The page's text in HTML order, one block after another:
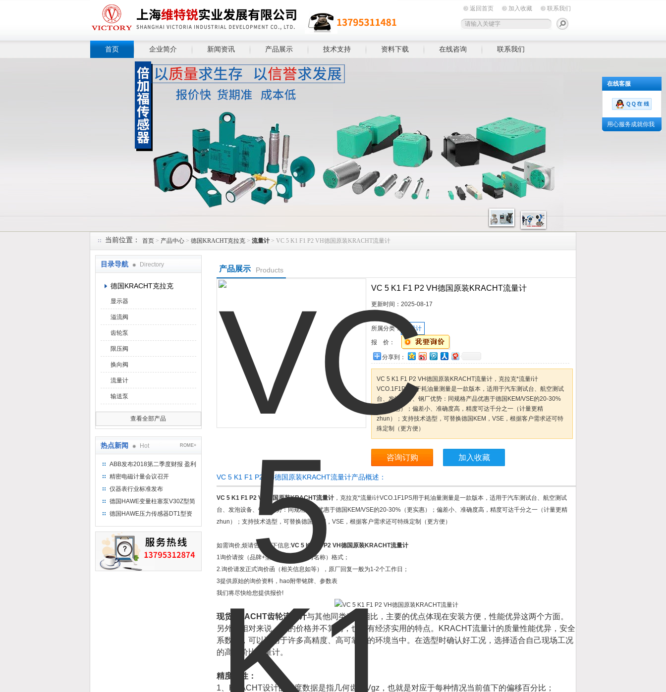
返回首页 加入收藏 联系我们
首页 企业简介 新闻资讯 产品展示 技术支持 资料下载 在线咨询 联系我们
当前位置： 首页 > 产品中心 > 德国KRACHT克拉克 > 流量计 > VC 5 K1 F1 P2 VH德国原装KRACHT流量计
目录导航 Directory
德国KRACHT克拉克
显示器
溢流阀
齿轮泵
限压阀
换向阀
流量计
输送泵
查看全部产品
热点新闻 Hot ROME+
ABB发布2018第二季度财报 盈利
持续增长
精密电磁计量会议召开
仪器表行业标准发布
德国HAWE变量柱塞泵V30Z型简
介
德国HAWE压力传感器DT1型资
产品展示 Products
VC 5 K1 F1 P2 VH德国原装KRACHT流量计
更新时间： 2025-08-17
所属分类：
流量计
报 价：
分享到：
VC 5 K1 F1 P2 VH德国原装KRACHT流量计，克拉克*流量i计
VCO.1F1PS用于耗油量测量是一款版本，适用于汽车测试台、航空测试
台、发泡设备、钢厂优势：同规格产品优惠于德国KEM/VSE的20-30%
（更实惠）；偏差小、准确度高，精度可达千分之一（计量更精
zhun）；支持技术选型，可替换德国KEM，VSE，根据客户需求还可特
殊定制（更方便）
咨询订购 加入收藏
VC 5 K1 F1 P2 VH德国原装KRACHT流量计产品概述：
VC 5 K1 F1 P2 VH德国原装KRACHT流量计 ，克拉克*流量i计VCO.1F1PS用于耗油量测量是一款版本，适用于汽车测试台、航空测试
台、发泡设备、钢厂优势：同规格产品优惠于德国KEM/VSE的20-30%（更实惠）；偏差小、准确度高，精度可达千分之一（计量更精
zhun）；支持技术选型，可替换德国KEM，VSE，根据客户需求还可特殊定制（更方便）
如需询价,烦请告知如下信息:VC 5 K1 F1 P2 VH德国原装KRACHT流量计
1询价请按（品牌+型号+数量+贵公司名称）格式；
2.询价请发正式询价函（相关信息如等），原厂回复一般为1-2个工作日；
3提供原始的询价资料，hao附带铭牌、参数表
我们将尽快给您提供报价!
现货KRACHT齿轮流量计与其他同类产品相比，主要的优点体现在安装方便，性能优异这两个方面。
另外，相对来说，它的价格并不算高，也具有经济实用的特点。KRACHT流量计的质量性能优异，安全
系数高，可以适用于许多高精度、高可靠性的环境当中。在选型时确认好工况，选择适合自己现场工况
的高性价比流量计。
精度特性：
1、KRACHT设计的精度数据是指几何齿积Vgz，也就是对应于每种情况当前值下的偏移百分比；
在线客服
用心服务成就你我